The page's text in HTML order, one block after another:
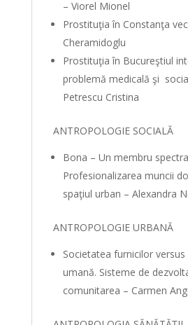
– Viorel Mionel
Prostituţia în Constanţa
Cheramidoglu
Prostituţia în Bucureştiul
problemă medicală şi
Petrescu Cristina
ANTROPOLOGIE SOCIALĂ
Bona – Un membru
Profesionalizarea muncii
spaţiul urban – Alexandra
ANTROPOLOGIE URBANĂ
Societatea furnicilor
umană. Sisteme de
comunitarea – Carmen